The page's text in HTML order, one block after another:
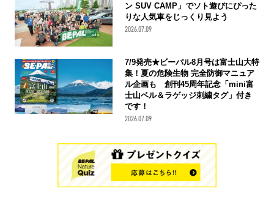
ン SUV CAMP」でソト遊びにぴった
りな人気車をじっくり見よう
2026.07.09
7/9発売★ビーパル8月号は富士山大特
集！夏の危険生物 完全防御マニュア
ル企画も 創刊45周年記念「mini富
士山ベル＆ラゲッジ刺繍タグ」付き
です！
2026.07.09